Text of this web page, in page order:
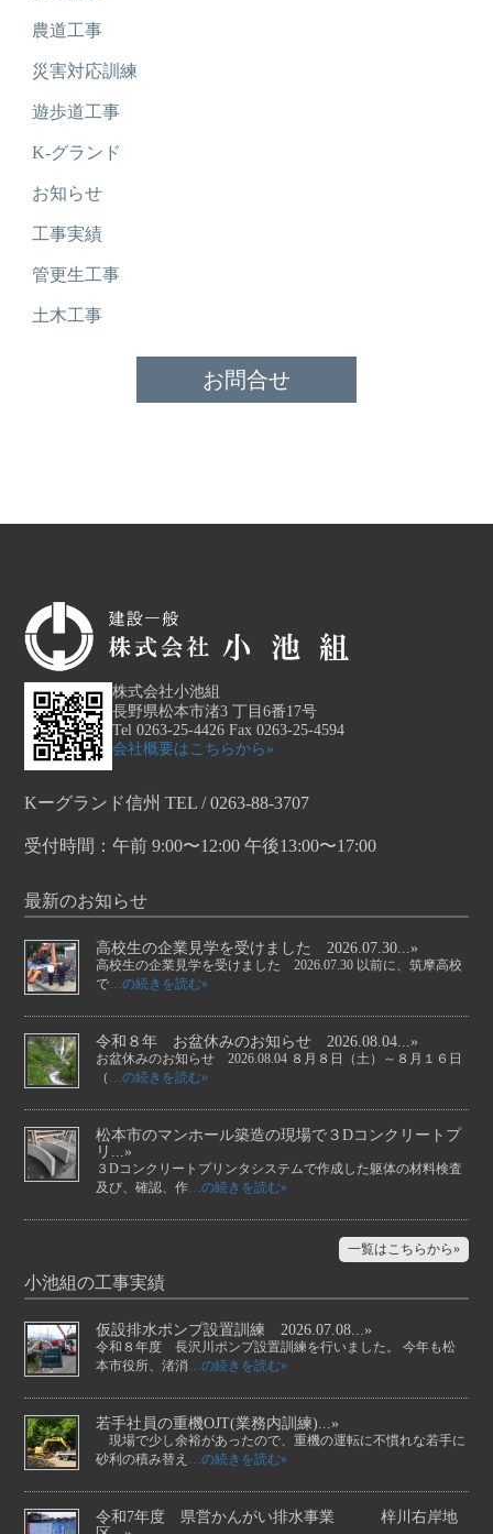
農道工事
災害対応訓練
遊歩道工事
K-グランド
お知らせ
工事実績
管更生工事
土木工事
お問合せ
株式会社小池組
長野県松本市渚3 丁目6番17号
Tel 0263-25-4426 Fax 0263-25-4594
会社概要はこちらから»
Kーグランド信州 TEL / 0263-88-3707
受付時間：午前 9:00〜12:00 午後13:00〜17:00
最新のお知らせ
高校生の企業見学を受けました 2026.07.30...»
高校生の企業見学を受けました 2026.07.30 以前に、筑摩高校
で …の続きを読む»
令和８年 お盆休みのお知らせ 2026.08.04...»
お盆休みのお知らせ 2026.08.04 ８月８日（土）～８月１６日
（
…の続きを読む»
松本市のマンホール築造の現場で３Dコンクリートプ
リ...»
３Dコンクリートプリンタシステムで作成した躯体の材料検査
及び、確認、作 …の続きを読む»
一覧はこちらから»
小池組の工事実績
仮設排水ポンプ設置訓練 2026.07.08...»
令和８年度 長沢川ポンプ設置訓練を行いました。 今年も松
本市役所、渚消 …の続きを読む»
若手社員の重機OJT(業務内訓練)...»
現場で少し余裕があったので、重機の運転に不慣れな若手に
砂利の積み替え
…の続きを読む»
令和7年度 県営かんがい排水事業 梓川右岸地